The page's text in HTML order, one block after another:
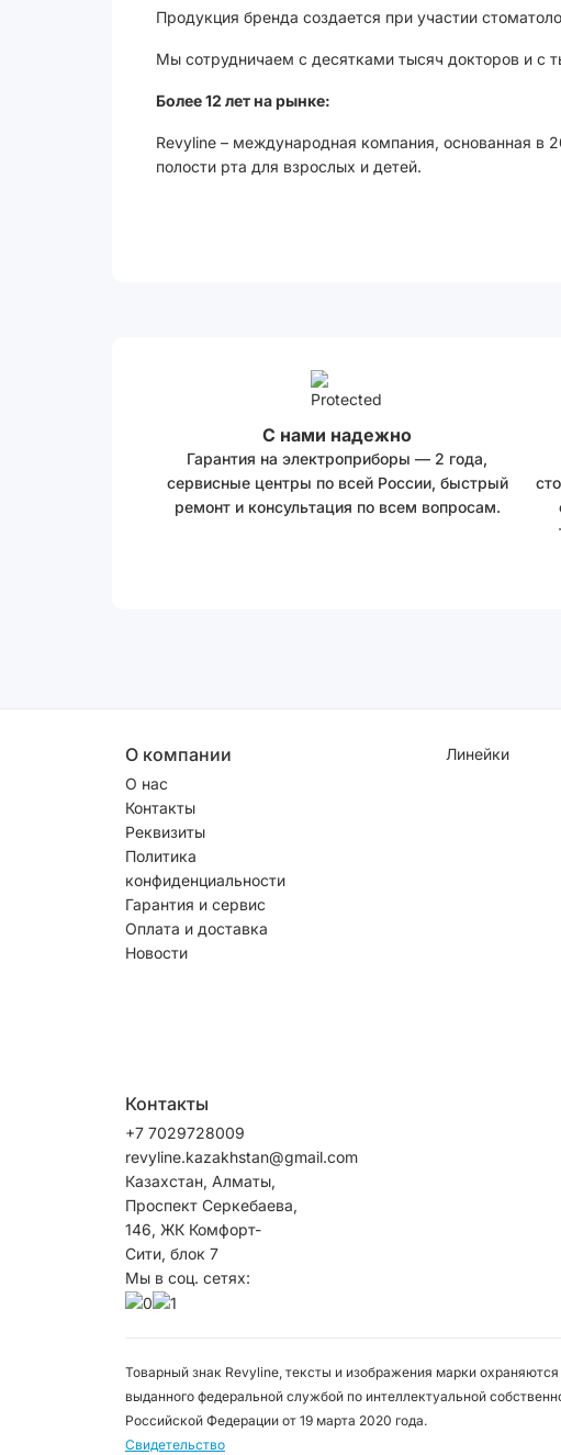
Продукция бренда создается при участии
Мы сотрудничаем с десятками тысяч докторов и с
Более 12 лет на рынке:
Revyline – международная компания, основанная в
полости рта для взрослых и детей.
С нами надежно
Гарантия на электроприборы — 2 года,
сервисные центры по всей России, быстрый
ремонт и консультация по всем вопросам.
О компании
О нас
Контакты
Реквизиты
Политика
конфиденциальности
Гарантия и сервис
Оплата и доставка
Новости
Линейки
Контакты
+7 7029728009
revyline.kazakhstan@gmail.com
Казахстан, Алматы,
Проспект Серкебаева,
146, ЖК Комфорт-
Сити, блок 7
Мы в соц. сетях:
Товарный знак Revyline, тексты и изображения марки
выданного федеральной службой по интеллектуальной
Российской Федерации от 19 марта 2020 года.
Свидетельство